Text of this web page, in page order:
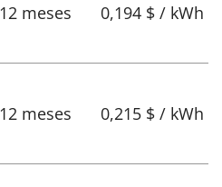
12 meses 0,194 $ / kWh
12 meses 0,215 $ / kWh